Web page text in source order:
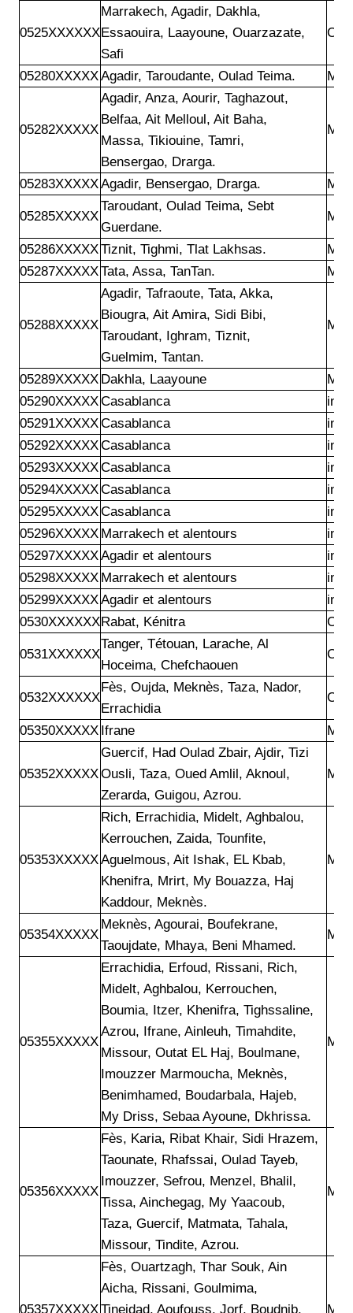
0525XXXXXX
Marrakech, Agadir, Dakhla,
Essaouira, Laayoune, Ouarzazate,
Safi
05280XXXXXAgadir, Taroudante, Oulad Teima.
05282XXXXX
Agadir, Anza, Aourir, Taghazout,
Belfaa, Ait Melloul, Ait Baha,
Massa, Tikiouine, Tamri,
Bensergao, Drarga.
05283XXXXXAgadir, Bensergao, Drarga.
05285XXXXX
Taroudant, Oulad Teima, Sebt
Guerdane.
05286XXXXXTiznit, Tighmi, Tlat Lakhsas.
05287XXXXXTata, Assa, TanTan.
05288XXXXX
Agadir, Tafraoute, Tata, Akka,
Biougra, Ait Amira, Sidi Bibi,
Taroudant, Ighram, Tiznit,
Guelmim, Tantan.
05289XXXXX Dakhla, Laayoune
05290XXXXXCasablanca
inwi
05291XXXXXCasablanca
inwi
05292XXXXXCasablanca
inwi
05293XXXXXCasablanca
inwi
05294XXXXXCasablanca
inwi
05295XXXXXCasablanca
inwi
05296XXXXX Marrakech et alentours
inwi
05297XXXXXAgadir et alentours
inwi
05298XXXXX Marrakech et alentours
inwi
05299XXXXXAgadir et alentours
inwi
0530XXXXXXRabat, Kénitra
0531XXXXXX
Tanger, Tétouan, Larache, Al
Hoceima, Chefchaouen
0532XXXXXX
Fès, Oujda, Meknès, Taza, Nador,
Errachidia
05350XXXXX Ifrane
05352XXXXX
Guercif, Had Oulad Zbair, Ajdir, Tizi
Ousli, Taza, Oued Amlil, Aknoul,
Zerarda, Guigou, Azrou.
05353XXXXX
Rich, Errachidia, Midelt, Aghbalou,
Kerrouchen, Zaida, Tounfite,
Aguelmous, Ait Ishak, EL Kbab,
Khenifra, Mrirt, My Bouazza, Haj
Kaddour, Meknès.
05354XXXXX
Meknès, Agourai, Boufekrane,
Taoujdate, Mhaya, Beni Mhamed.
05355XXXXX
Errachidia, Erfoud, Rissani, Rich,
Midelt, Aghbalou, Kerrouchen,
Boumia, Itzer, Khenifra, Tighssaline,
Azrou, Ifrane, Ainleuh, Timahdite,
Missour, Outat EL Haj, Boulmane,
Imouzzer Marmoucha, Meknès,
Benimhamed, Boudarbala, Hajeb,
My Driss, Sebaa Ayoune, Dkhrissa.
05356XXXXX
Fès, Karia, Ribat Khair, Sidi Hrazem,
Taounate, Rhafssai, Oulad Tayeb,
Imouzzer, Sefrou, Menzel, Bhalil,
Tissa, Ainchegag, My Yaacoub,
Taza, Guercif, Matmata, Tahala,
Missour, Tindite, Azrou.
05357XXXXX
Fès, Ouartzagh, Thar Souk, Ain
Aicha, Rissani, Goulmima,
Tinejdad, Aoufouss, Jorf, Boudnib,